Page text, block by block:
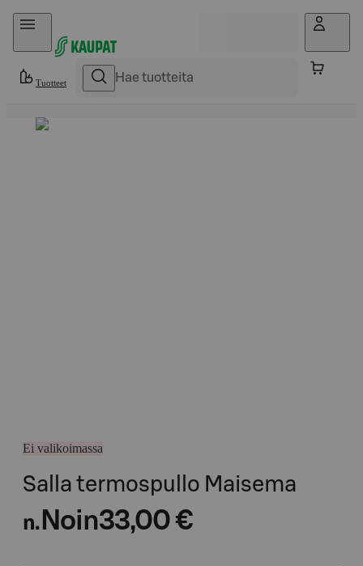
Hyppää sisältöön
Tuotteet
Ei valikoimassa
Salla termospullo Maisema
n. Noin33,00 €